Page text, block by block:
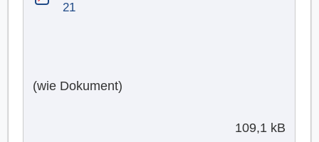
21
(wie Dokument)
109,1 kB